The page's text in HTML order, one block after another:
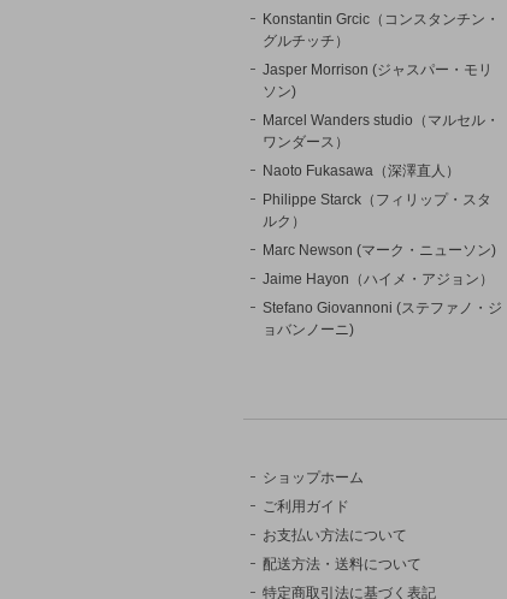
Konstantin Grcic（コンスタンチン・
グルチッチ）
Jasper Morrison (ジャスパー・モリ
ソン)
Marcel Wanders studio（マルセル・
ワンダース）
Naoto Fukasawa（深澤直人）
Philippe Starck（フィリップ・スタ
ルク）
Marc Newson (マーク・ニューソン)
Jaime Hayon（ハイメ・アジョン）
Stefano Giovannoni (ステファノ・ジ
ョバンノーニ)
ショップホーム
ご利用ガイド
お支払い方法について
配送方法・送料について
特定商取引法に基づく表記